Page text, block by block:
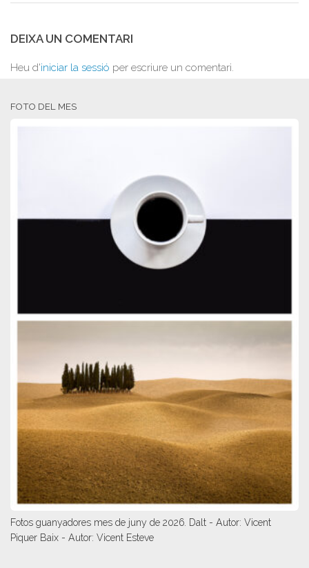
DEIXA UN COMENTARI
Heu d'iniciar la sessió per escriure un comentari.
FOTO DEL MES
Fotos guanyadores mes de juny de 2026. Dalt - Autor: Vicent
Piquer Baix - Autor: Vicent Esteve